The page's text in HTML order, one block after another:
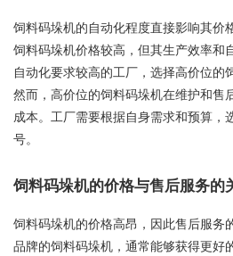
饲料码垛机的自动化程度直接影响其价
饲料码垛机价格较高，但其生产效率和
自动化要求较高的工厂，选择高价位的
然而，高价位的饲料码垛机在维护和售
成本。工厂需要根据自身需求和预算，
号。
饲料码垛机的价格与售后服务的
饲料码垛机的价格高昂，因此售后服务
品牌的饲料码垛机，通常能够获得更好